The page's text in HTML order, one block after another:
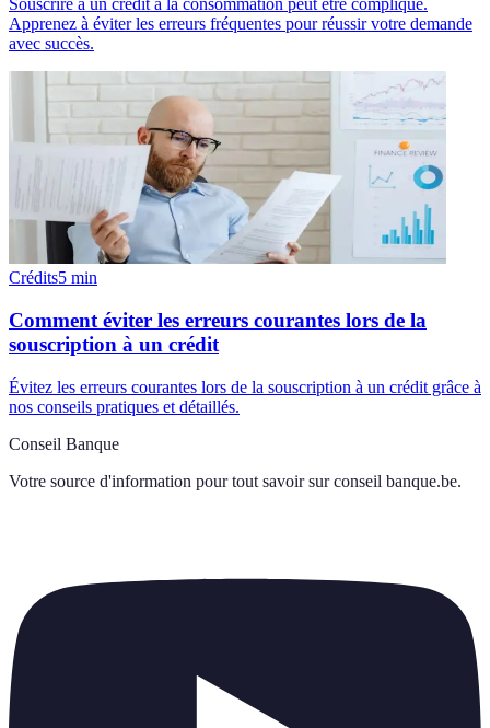
Souscrire à un crédit à la consommation peut être compliqué.
Apprenez à éviter les erreurs fréquentes pour réussir votre demande
avec succès.
Crédits5 min
Comment éviter les erreurs courantes lors de la
souscription à un crédit
Évitez les erreurs courantes lors de la souscription à un crédit grâce à
nos conseils pratiques et détaillés.
Conseil Banque
Votre source d'information pour tout savoir sur conseil banque.be.